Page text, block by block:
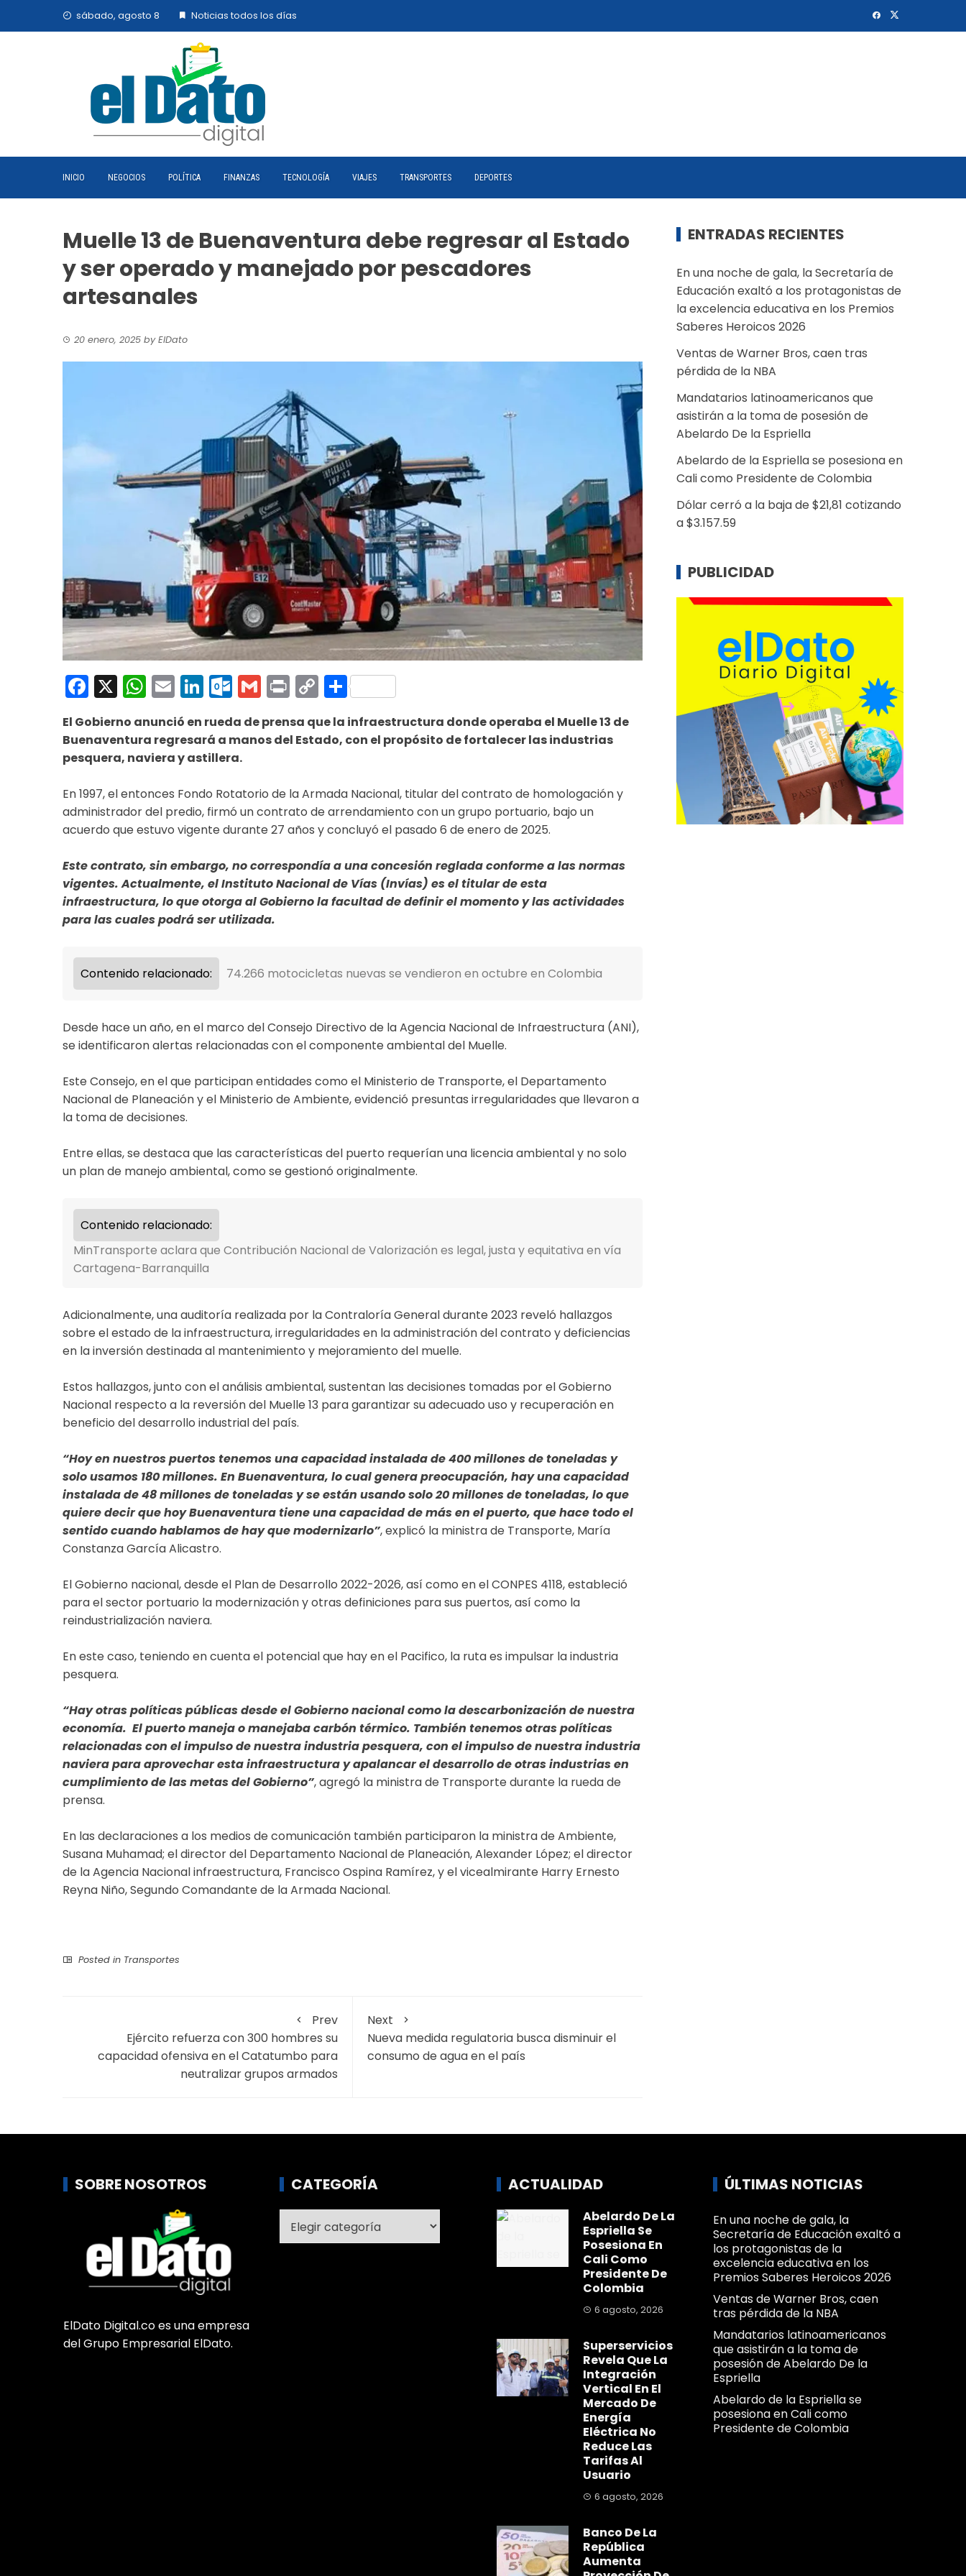
sábado, agosto 8 Noticias todos los días
INICIO NEGOCIOS POLÍTICA FINANZAS TECNOLOGÍA VIAJES TRANSPORTES DEPORTES
Muelle 13 de Buenaventura debe regresar al Estado
y ser operado y manejado por pescadores
artesanales
20 enero, 2025 byElDato
Facebook
X WhatsApp
EmailLinkedIn
Outlook.com
Gmail
PrintCopy
Link
Compartir
El Gobierno anunció en rueda de prensa que la infraestructura donde operaba el Muelle 13 de
Buenaventura regresará a manos del Estado, con el propósito de fortalecer las industrias
pesquera, naviera y astillera.
En 1997, el entonces Fondo Rotatorio de la Armada Nacional, titular del contrato de homologación y
administrador del predio, firmó un contrato de arrendamiento con un grupo portuario, bajo un
acuerdo que estuvo vigente durante 27 años y concluyó el pasado 6 de enero de 2025.
Este contrato, sin embargo, no correspondía a una concesión reglada conforme a las normas
vigentes. Actualmente, el Instituto Nacional de Vías (Invías) es el titular de esta
infraestructura, lo que otorga al Gobierno la facultad de definir el momento y las actividades
para las cuales podrá ser utilizada.
Contenido relacionado: 74.266 motocicletas nuevas se vendieron en octubre en Colombia
Desde hace un año, en el marco del Consejo Directivo de la Agencia Nacional de Infraestructura (ANI),
se identificaron alertas relacionadas con el componente ambiental del Muelle.
Este Consejo, en el que participan entidades como el Ministerio de Transporte, el Departamento
Nacional de Planeación y el Ministerio de Ambiente, evidenció presuntas irregularidades que llevaron a
la toma de decisiones.
Entre ellas, se destaca que las características del puerto requerían una licencia ambiental y no solo
un plan de manejo ambiental, como se gestionó originalmente.
Contenido relacionado:
MinTransporte aclara que Contribución Nacional de Valorización es legal, justa y equitativa en vía
Cartagena-Barranquilla
Adicionalmente, una auditoría realizada por la Contraloría General durante 2023 reveló hallazgos
sobre el estado de la infraestructura, irregularidades en la administración del contrato y deficiencias
en la inversión destinada al mantenimiento y mejoramiento del muelle.
Estos hallazgos, junto con el análisis ambiental, sustentan las decisiones tomadas por el Gobierno
Nacional respecto a la reversión del Muelle 13 para garantizar su adecuado uso y recuperación en
beneficio del desarrollo industrial del país.
“Hoy en nuestros puertos tenemos una capacidad instalada de 400 millones de toneladas y
solo usamos 180 millones. En Buenaventura, lo cual genera preocupación, hay una capacidad
instalada de 48 millones de toneladas y se están usando solo 20 millones de toneladas, lo que
quiere decir que hoy Buenaventura tiene una capacidad de más en el puerto, que hace todo el
sentido cuando hablamos de hay que modernizarlo”, explicó la ministra de Transporte, María
Constanza García Alicastro.
El Gobierno nacional, desde el Plan de Desarrollo 2022-2026, así como en el CONPES 4118, estableció
para el sector portuario la modernización y otras definiciones para sus puertos, así como la
reindustrialización naviera.
En este caso, teniendo en cuenta el potencial que hay en el Pacifico, la ruta es impulsar la industria
pesquera.
“Hay otras políticas públicas desde el Gobierno nacional como la descarbonización de nuestra
economía. El puerto maneja o manejaba carbón térmico. También tenemos otras políticas
relacionadas con el impulso de nuestra industria pesquera, con el impulso de nuestra industria
naviera para aprovechar esta infraestructura y apalancar el desarrollo de otras industrias en
cumplimiento de las metas del Gobierno”, agregó la ministra de Transporte durante la rueda de
prensa.
En las declaraciones a los medios de comunicación también participaron la ministra de Ambiente,
Susana Muhamad; el director del Departamento Nacional de Planeación, Alexander López; el director
de la Agencia Nacional infraestructura, Francisco Ospina Ramírez, y el vicealmirante Harry Ernesto
Reyna Niño, Segundo Comandante de la Armada Nacional.
Posted in Transportes
Prev
Ejército refuerza con 300 hombres su
capacidad ofensiva en el Catatumbo para
neutralizar grupos armados
Next
Nueva medida regulatoria busca disminuir el
consumo de agua en el país
ENTRADAS RECIENTES
En una noche de gala, la Secretaría de
Educación exaltó a los protagonistas de
la excelencia educativa en los Premios
Saberes Heroicos 2026
Ventas de Warner Bros, caen tras
pérdida de la NBA
Mandatarios latinoamericanos que
asistirán a la toma de posesión de
Abelardo De la Espriella
Abelardo de la Espriella se posesiona en
Cali como Presidente de Colombia
Dólar cerró a la baja de $21,81 cotizando
a $3.157.59
PUBLICIDAD
SOBRE NOSOTROS
ElDato Digital.co es una empresa
del Grupo Empresarial ElDato.
CATEGORÍA ACTUALIDAD
Abelardo De La
Espriella Se
Posesiona En
Cali Como
Presidente De
Colombia
6 agosto, 2026
Superservicios
Revela Que La
Integración
Vertical En El
Mercado De
Energía
Eléctrica No
Reduce Las
Tarifas Al
Usuario
6 agosto, 2026
Banco De La
República
Aumenta
ÚLTIMAS NOTICIAS
En una noche de gala, la
Secretaría de Educación exaltó a
los protagonistas de la
excelencia educativa en los
Premios Saberes Heroicos 2026
Ventas de Warner Bros, caen
tras pérdida de la NBA
Mandatarios latinoamericanos
que asistirán a la toma de
posesión de Abelardo De la
Espriella
Abelardo de la Espriella se
posesiona en Cali como
Presidente de Colombia